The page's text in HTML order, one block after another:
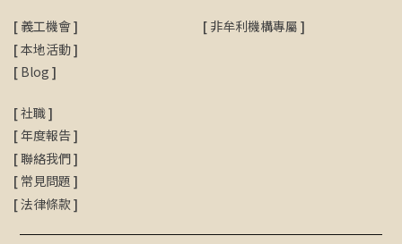
[義工機會]
[本地活動]
[Blog ]
[ 非牟利機構專屬]
[社職]
[年度報告]
[聯絡我們]
[常見問題 ]
[法律條款 ]